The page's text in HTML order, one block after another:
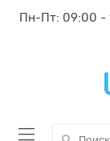
Пн-Пт: 09:00 -
Поиск: